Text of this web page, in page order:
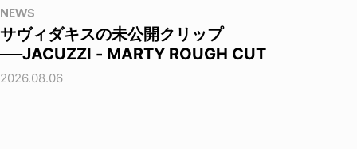
NEWS
サヴィダキスの未公開クリップ
──JACUZZI - MARTY ROUGH CUT
2026.08.06